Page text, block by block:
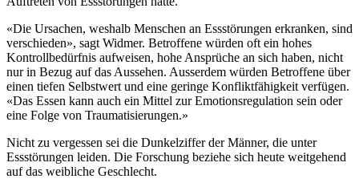
«Die Ursachen, weshalb Menschen an Essstörungen erkranken, sind
verschieden», sagt Widmer. Betroffene würden oft ein hohes
Kontrollbedürfnis aufweisen, hohe Ansprüche an sich haben, nicht
nur in Bezug auf das Aussehen. Ausserdem würden Betroffene über
einen tiefen Selbstwert und eine geringe Konfliktfähigkeit verfügen.
«Das Essen kann auch ein Mittel zur Emotionsregulation sein oder
eine Folge von Traumatisierungen.»
Nicht zu vergessen sei die Dunkelziffer der Männer, die unter
Essstörungen leiden. Die Forschung beziehe sich heute weitgehend
auf das weibliche Geschlecht.